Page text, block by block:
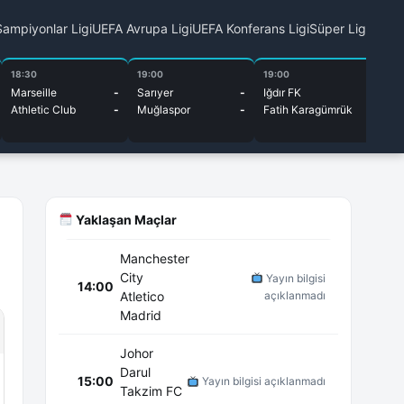
LigiUEFA Avrupa LigiUEFA Konferans LigiSüper Lig
18:30
Marseille
-
Athletic Club
-
19:00
Sarıyer
-
Muğlaspor
-
19:00
Iğdır FK
Fatih Karagümrük
Yaklaşan Maçlar
14:00
Manchester
City
Atletico
Madrid
Yayın bilgisi
açıklanmadı
15:00
Johor
Darul
Takzim FC
Yayın bilgisi açıklanmadı